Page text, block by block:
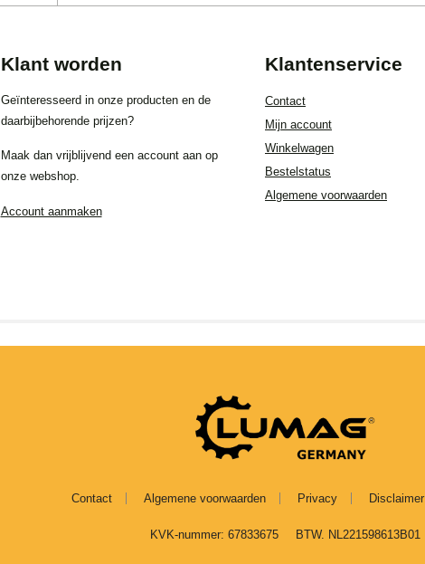
Klant worden
Geïnteresseerd in onze producten en de
daarbijbehorende prijzen?
Maak dan vrijblijvend een account aan op
onze webshop.
Account aanmaken
Klantenservice
Contact
Mijn account
Winkelwagen
Bestelstatus
Algemene voorwaarden
Contact Algemene voorwaarden Privacy Disclaimer
KVK-nummer: 67833675 BTW. NL221598613B01